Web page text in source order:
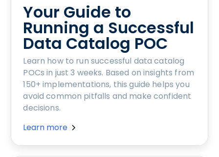
Your Guide to
Running a Successful
Data Catalog POC
Learn how to run successful data catalog
POCs in just 3 weeks. Based on insights from
150+ implementations, this guide helps you
avoid common pitfalls and make confident
decisions.
Learn more